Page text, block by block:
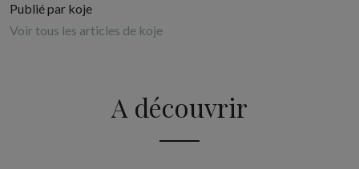
Publié par koje
Voir tous les articles de koje
A découvrir